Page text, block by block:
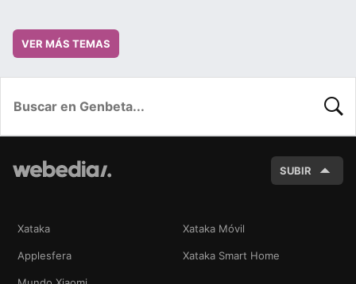
VER MÁS TEMAS
SUBIR
Xataka Xataka Móvil
Applesfera Xataka Smart Home